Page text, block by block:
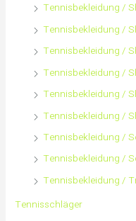
Tennisbekleidung /
Tennisbekleidung /
Tennisbekleidung /
Tennisbekleidung /
Tennisbekleidung /
Tennisbekleidung /
Tennisbekleidung /
Tennisbekleidung /
Tennisbekleidung /
Tennisschläger